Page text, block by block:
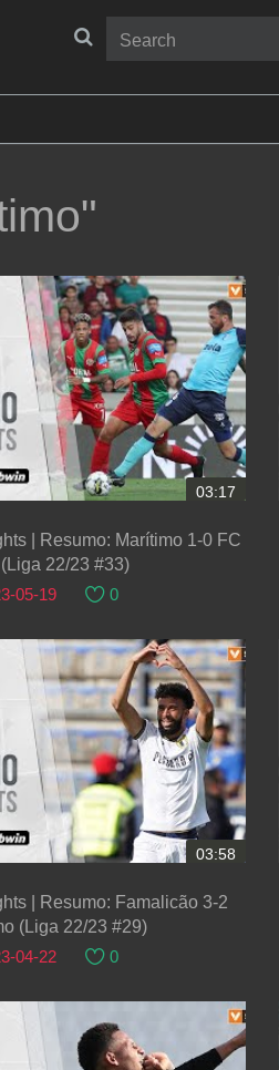
03:17
| Resumo: Marítimo 1-0 FC
22/23 #33)
05-19
0
03:58
| Resumo: Famalicão 3-2
(Liga 22/23 #29)
04-22
0